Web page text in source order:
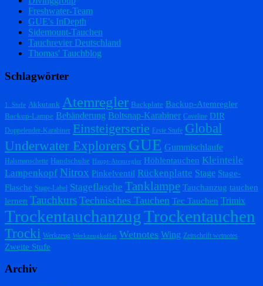
Freshwater-Team
GUE's InDepth
Sidemount-Tauchen
Tauchrevier Deutschland
Thomas' Tauchblog
Schlagwörter
1. Stufe Akkutank Atemregler Backplate Backup-Atemregler
Backup-Lampe Bebänderung Boltsnap-Karabiner Caveline DIR
Doppelender-Karabiner Einsteigerserie Erste Stufe Global
Underwater Explorers GUE Gummischlaufe
Halsmanschette Handschuhe Haupt-Atemregler Höhlentauchen Kleinteile
Lampenkopf Nitrox Pinkelventil Rückenplatte Stage Stage-
Flasche Stage-Label Stageflasche Tanklampe Tauchanzug tauchen
lernen Tauchkurs Technisches Tauchen Tec Tauchen Trimix
TrockentauchanzugTrockentauchen
Trocki Werkzeug Werkzeugkoffer Wetnotes Wing Zeitschrift wetnotes
Zweite Stufe
Archiv